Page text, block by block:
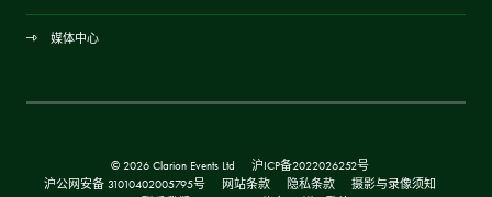
媒体中心
© 2026 Clarion Events Ltd
沪ICP备2022026252号
沪公网安备 31010402005795号
网站条款 隐私条款
摄影与录像须知